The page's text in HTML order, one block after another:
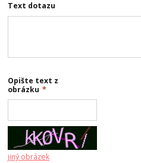
Text dotazu
Opište text z
obrázku *
jiný obrázek